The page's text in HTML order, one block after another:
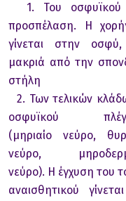
1. Του οσφυϊκού
προσπέλαση. Η
γίνεται στην οσφύ,
μακριά από την
στήλη
2. Των τελικών
οσφυϊκού
(μηριαίο νεύρο,
νεύρο,
νεύρο). Η έγχυση του
αναισθητικού